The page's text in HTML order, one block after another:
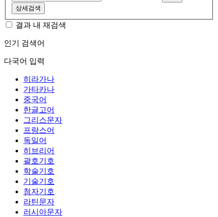
상세검색
결과 내 재검색
인기 검색어
다국어 입력
히라가나
가타카나
중국어
한글고어
그리스문자
프랑스어
독일어
히브리어
괄호기호
학술기호
기술기호
첨자기호
라틴문자
러시아문자